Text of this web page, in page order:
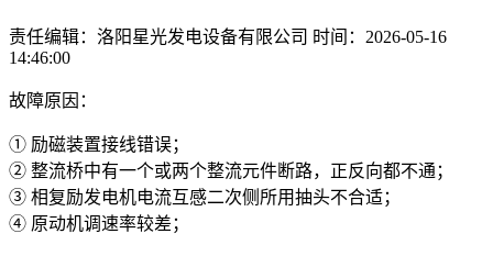
责任编辑：洛阳星光发电设备有限公司 时间：2026-05-16
14:46:00
故障原因：
① 励磁装置接线错误；
② 整流桥中有一个或两个整流元件断路，正反向都不通；
③ 相复励发电机电流互感二次侧所用抽头不合适；
④ 原动机调速率较差；